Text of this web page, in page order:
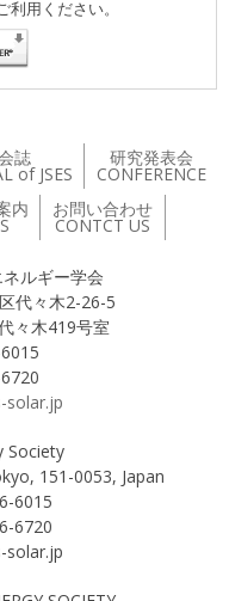
用ください。
誌
of JSES
研究発表会
CONFERENCE
内 お問い合わせ
CONTCT US
ルギー学会
代々木2-26-5
419号室
solar.jp
Society
151-0053, Japan
6015
6720
solar.jp